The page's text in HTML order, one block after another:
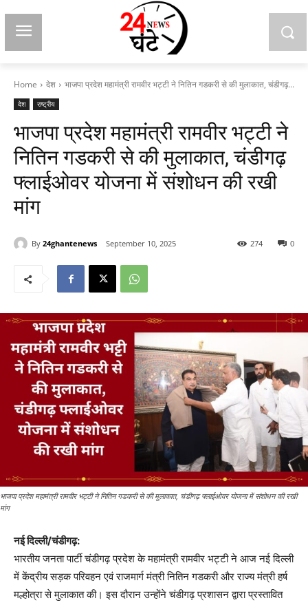
Home देश भाजपा प्रदेश महामंत्री रामवीर भट्टी ने नितिन गडकरी से की मुलाकात, चंडीगढ़...
देश राष्ट्रीय
भाजपा प्रदेश महामंत्री रामवीर भट्टी ने
नितिन गडकरी से की मुलाकात, चंडीगढ़
फ्लाईओवर योजना में संशोधन की रखी
मांग
By 24ghantenews September 10, 2025 0
274
भाजपा प्रदेश महामंत्री रामवीर भट्टी ने नितिन गडकरी से की मुलाकात, चंडीगढ़ फ्लाईओवर योजना में संशोधन की रखी
मांग
नई दिल्ली/चंडीगढ़:
भारतीय जनता पार्टी चंडीगढ़ प्रदेश के महामंत्री रामवीर भट्टी ने आज नई दिल्ली
में केंद्रीय सड़क परिवहन एवं राजमार्ग मंत्री नितिन गडकरी और राज्य मंत्री हर्ष
मल्होत्रा से मुलाकात की। इस दौरान उन्होंने चंडीगढ़ प्रशासन द्वारा प्रस्तावित